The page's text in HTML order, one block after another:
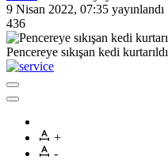
9 Nisan 2022, 07:35 yayınlandı
436
Pencereye sıkışan kedi kurtarıldı
+
-